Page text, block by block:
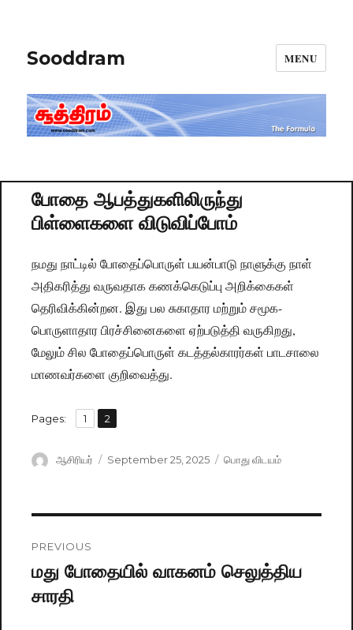
Sooddram MENU
போதை ஆபத்துகளிலிருந்து
பிள்ளைகளை விடுவிப்போம்
நமது நாட்டில் போதைப்பொருள் பயன்பாடு நாளுக்கு நாள்
அதிகரித்து வருவதாக கணக்கெடுப்பு அறிக்கைகள்
தெரிவிக்கின்றன. இது பல சுகாதார மற்றும் சமூக-
பொருளாதார பிரச்சினைகளை ஏற்படுத்தி வருகிறது,
மேலும் சில போதைப்பொருள் கடத்தல்காரர்கள் பாடசாலை
மாணவர்களை குறிவைத்து.
Pages: Page
1 ,
Page
2
Author
ஆசிரியர்
Posted
September 25, 2025 Categories
பொது விடயம்
navigation
PREVIOUS
Previous
post:
மது போதையில் வாகனம் செலுத்திய
சாரதி